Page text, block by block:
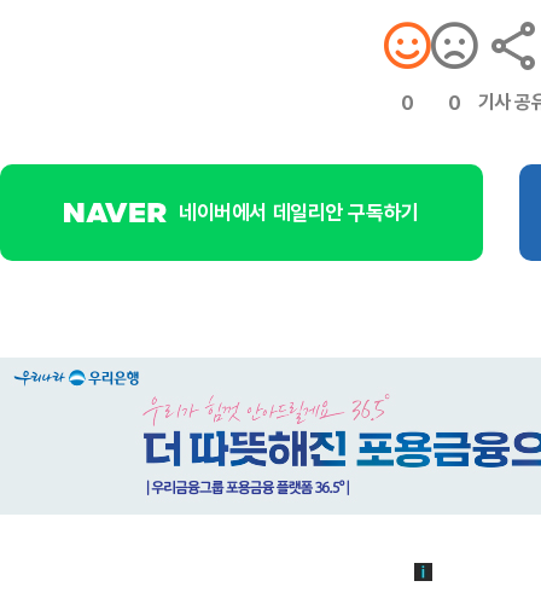
0 0 기사 공
네이버에서 데일리안 구독하기